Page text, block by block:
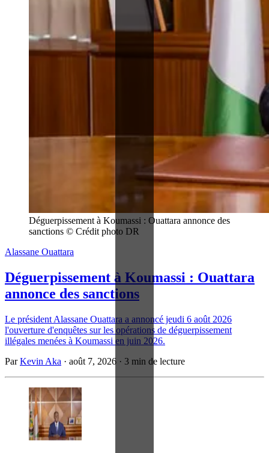
Déguerpissement à Koumassi : Ouattara annonce des
sanctions © Crédit photo DR
Alassane Ouattara
Déguerpissement à Koumassi : Ouattara
annonce des sanctions
Le président Alassane Ouattara a annoncé jeudi 6 août 2026
l'ouverture d'enquêtes sur les opérations de déguerpissement
illégales menées à Koumassi en juin 2026.
ParKevin Aka · août 7, 2026 · 3 min de lecture